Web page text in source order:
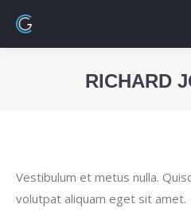
RICHARD
Vestibulum et metus nulla.
volutpat aliquam eget sit amet.